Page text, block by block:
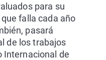
para su
falla cada año
pasará
de los trabajos
Internacional de